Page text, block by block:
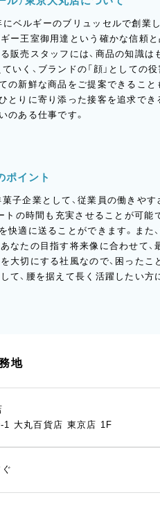
にベルギーのブリュッセルで創業
ー王室御用達という確かな信頼
販売スタッフには、商品の知識は
いく、ブランドの「顔」としての
の新鮮な商品をご提案できるこ
とりに寄り添った接客を追求で
のある仕事です。
ポイント
子企業として、従業員の働きや
トの時間も充実させることが可能
快適に送ることができます。また
なたの目指す将来像に合わせて
大切にする社風なので、困った
て、腰を据えて長く活躍したい方
地
1 大丸百貨店 東京店 1F